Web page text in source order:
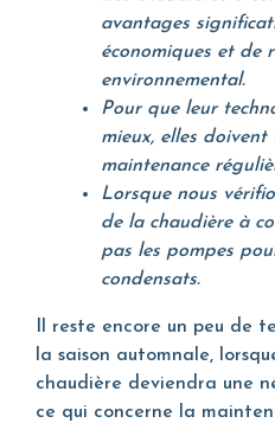
avantages
économiques et de
environnemental.
Pour que leur
mieux, elles
maintenance
Lorsque nous
de la chaudière à
pas les pompes
condensats.
Il reste encore un peu de
la saison automnale,
chaudière deviendra une
ce qui concerne la